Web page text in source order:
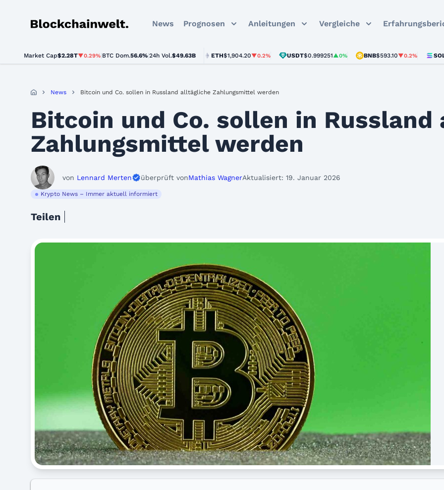
Blockchainwelt News Prognosen Anleitungen Vergleiche
Market Cap$2.28T▼0.29% BTC Dom.56.6% 24h Vol.$49.63B
BTC$64,361.00▼0.5% ETH $1,904.20▼0.2% USDT$0.999251▲0% BNB$593.10▼0.2% SOL
News Bitcoin und Co. sollen in Russland alltägliche Zahlungsmittel werden
Bitcoin und Co. sollen in
Zahlungsmittel werden
von Lennard Merten überprüft vonMathias WagnerAktualisiert: 19. Januar 2026
Krypto News – Immer aktuell informiert
Teilen